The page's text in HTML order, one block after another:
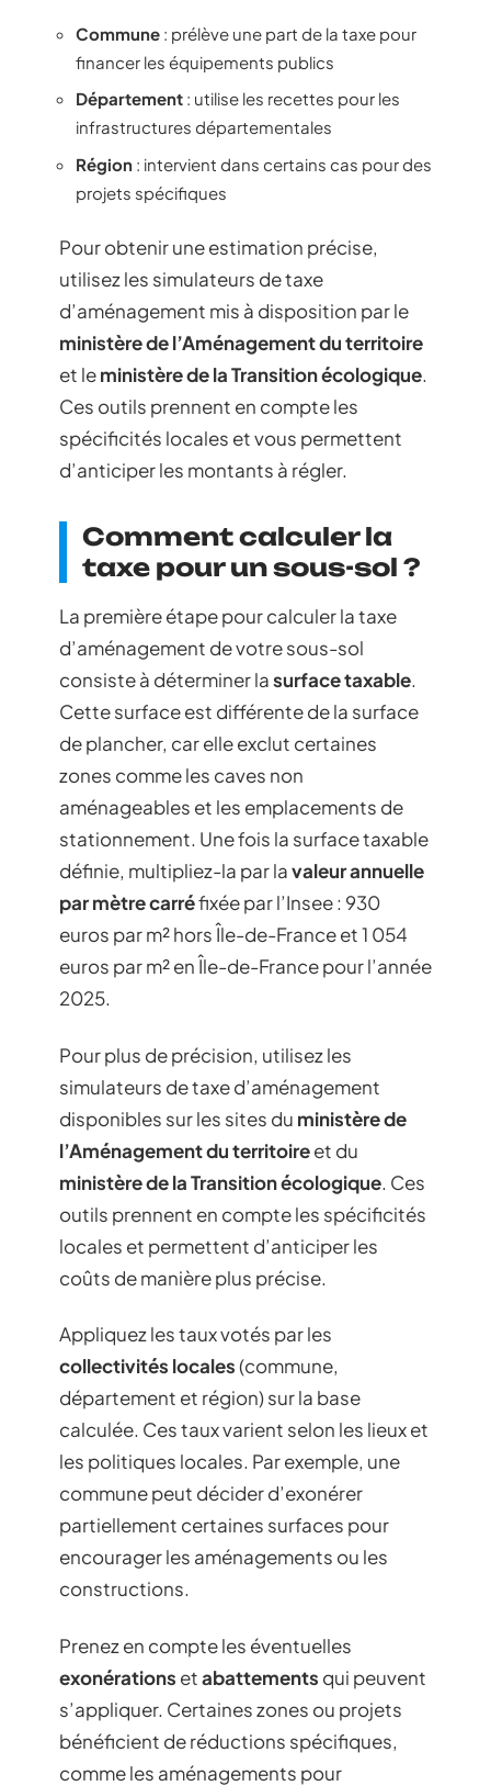
Commune : prélève une part de la taxe pour
financer les équipements publics
Département : utilise les recettes pour les
infrastructures départementales
Région : intervient dans certains cas pour des
projets spécifiques
Pour obtenir une estimation précise,
utilisez les simulateurs de taxe
d’aménagement mis à disposition par le
ministère de l’Aménagement du territoire
et leministère de la Transition écologique.
Ces outils prennent en compte les
spécificités locales et vous permettent
d’anticiper les montants à régler.
Comment calculer la
taxe pour un sous-sol ?
La première étape pour calculer la taxe
d’aménagement de votre sous-sol
consiste à déterminer lasurface taxable.
Cette surface est différente de la surface
de plancher, car elle exclut certaines
zones comme les caves non
aménageables et les emplacements de
stationnement. Une fois la surface taxable
définie, multipliez-la par lavaleur annuelle
par mètre carréfixée par l’Insee : 930
euros par m² hors Île-de-France et 1 054
euros par m² en Île-de-France pour l’année
2025.
Pour plus de précision, utilisez les
simulateurs de taxe d’aménagement
disponibles sur les sites du ministère de
l’Aménagement du territoireet du
ministère de la Transition écologique. Ces
outils prennent en compte les spécificités
locales et permettent d’anticiper les
coûts de manière plus précise.
Appliquez les taux votés par les
collectivités locales(commune,
département et région) sur la base
calculée. Ces taux varient selon les lieux et
les politiques locales. Par exemple, une
commune peut décider d’exonérer
partiellement certaines surfaces pour
encourager les aménagements ou les
constructions.
Prenez en compte les éventuelles
exonérations etabattements qui peuvent
s’appliquer. Certaines zones ou projets
bénéficient de réductions spécifiques,
comme les aménagements pour